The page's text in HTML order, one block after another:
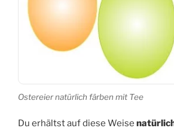
Ostereier natürlich färben mit Tee
Du erhältst auf diese Weise